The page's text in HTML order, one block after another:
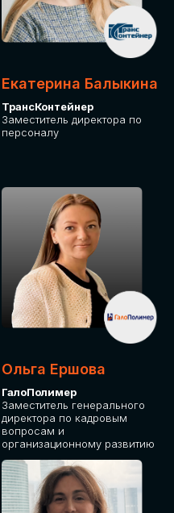
Екатерина Балыкина
ТрансКонтейнер
Заместитель директора по
персоналу
Ольга Ершова
ГалоПолимер
Заместитель генерального
директора по кадровым
вопросам и
организационному развитию